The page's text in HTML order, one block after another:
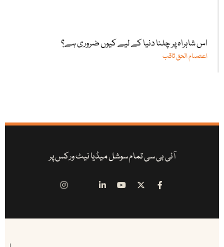
اس شاہراہ پر چلنا دنیا کے لیے کیوں ضروری ہے؟
اعتصام الحق ثاقب
آئی بی سی تمام سوشل میڈیا نیٹ ورکس پر